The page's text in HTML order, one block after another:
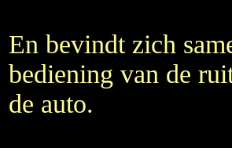
En bevindt zich
bediening van de
de auto.